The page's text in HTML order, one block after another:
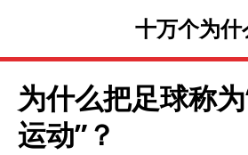
十万个为什
为什么把足球称
运动”？